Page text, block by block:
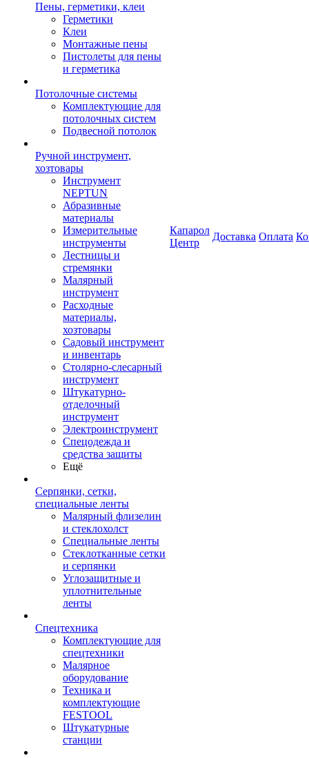
Пены, герметики, клеи
Герметики
Клеи
Монтажные пены
Пистолеты для пены
и герметика
Потолочные системы
Комплектующие для
потолочных систем
Подвесной потолок
Ручной инструмент,
хозтовары
Инструмент
NEPTUN
Абразивные
материалы
Измерительные
инструменты
Лестницы и
стремянки
Малярный
инструмент
Расходные
материалы,
хозтовары
Садовый инструмент
и инвентарь
Столярно-слесарный
инструмент
Штукатурно-
отделочный
инструмент
Электроинструмент
Спецодежда и
средства защиты
Ещё
Серпянки, сетки,
специальные ленты
Малярный флизелин
и стеклохолст
Специальные ленты
Стеклотканные сетки
и серпянки
Углозащитные и
уплотнительные
ленты
Спецтехника
Комплектующие для
спецтехники
Малярное
оборудование
Техника и
комплектующие
FESTOOL
Штукатурные
станции
Капарол
Центр
Доставка Оплата